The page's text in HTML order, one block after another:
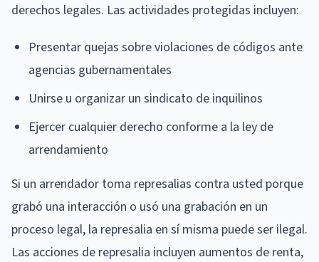
derechos legales. Las actividades protegidas incluyen:
Presentar quejas sobre violaciones de códigos ante
agencias gubernamentales
Unirse u organizar un sindicato de inquilinos
Ejercer cualquier derecho conforme a la ley de
arrendamiento
Si un arrendador toma represalias contra usted porque
grabó una interacción o usó una grabación en un
proceso legal, la represalia en sí misma puede ser ilegal.
Las acciones de represalia incluyen aumentos de renta,